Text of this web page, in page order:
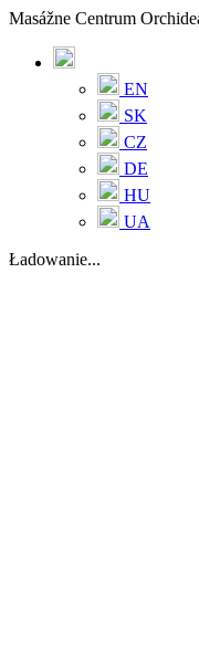
Masážne Centrum
EN
SK
CZ
DE
HU
UA
Ładowanie...